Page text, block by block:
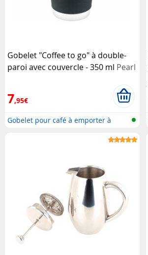
Gobelet "Coffee to go" à double-
paroi avec couvercle - 350 ml Pearl
7,95€
Gobelet pour café à emporter à